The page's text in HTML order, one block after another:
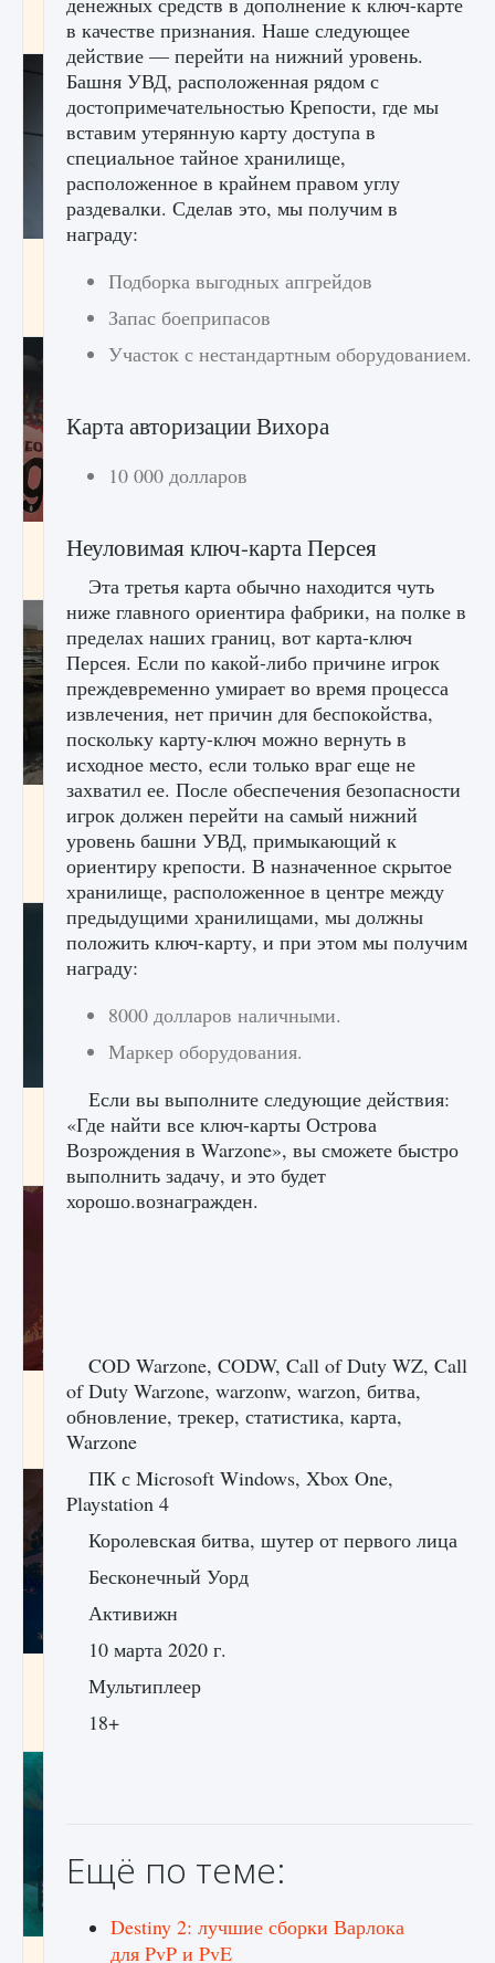
9 августа 2024 2 711 0 0
9 августа 2024 2 096
Входят ли «Милан» и «Интер» в EA FC 25
9 августа 2024 2 064
Как исправить текстовую ошибку
пользовательского интерфейса Delta
Force Hawk Ops
9 августа 2024 1 945 0 0
Как проверить статус сервера Delta Force
Hawk Ops
9 августа 2024 1 286 0 0
Как приручить существ джунглей Нари в
игре Creatures of Ava
9 августа 2024
Creatures of Ava
9 августа 2024
Как приручить существ из степей Тамура в
в качестве признания. Наше следующее
действие — перейти на нижний уровень.
Башня УВД, расположенная рядом с
достопримечательностью Крепости, где мы
вставим утерянную карту доступа в
специальное тайное хранилище,
расположенное в крайнем правом углу
раздевалки. Сделав это, мы получим в
награду:
Подборка выгодных апгрейдов
Запас боеприпасов
Участок с нестандартным оборудованием.
Карта авторизации Вихора
10 000 долларов
Неуловимая ключ-карта Персея
Эта третья карта обычно находится чуть
ниже главного ориентира фабрики, на полке в
пределах наших границ, вот карта-ключ
Персея. Если по какой-либо причине игрок
преждевременно умирает во время процесса
извлечения, нет причин для беспокойства,
поскольку карту-ключ можно вернуть в
исходное место, если только враг еще не
захватил ее. После обеспечения безопасности
игрок должен перейти на самый нижний
уровень башни УВД, примыкающий к
ориентиру крепости. В назначенное скрытое
хранилище, расположенное в центре между
предыдущими хранилищами, мы должны
положить ключ-карту, и при этом мы получим
награду:
8000 долларов наличными.
Маркер оборудования.
Если вы выполните следующие действия:
«Где найти все ключ-карты Острова
Возрождения в Warzone», вы сможете быстро
выполнить задачу, и это будет
хорошо.вознагражден.
COD Warzone, CODW, Call of Duty WZ, Call
of Duty Warzone, warzonw, warzon, битва,
обновление, трекер, статистика, карта,
Warzone
ПК с Microsoft Windows, Xbox One,
Playstation 4
Королевская битва, шутер от первого лица
Бесконечный Уорд
Активижн
10 марта 2020 г.
Мультиплеер
18+
Ещё по теме:
Destiny 2: лучшие сборки Варлока
для PvP и PvE